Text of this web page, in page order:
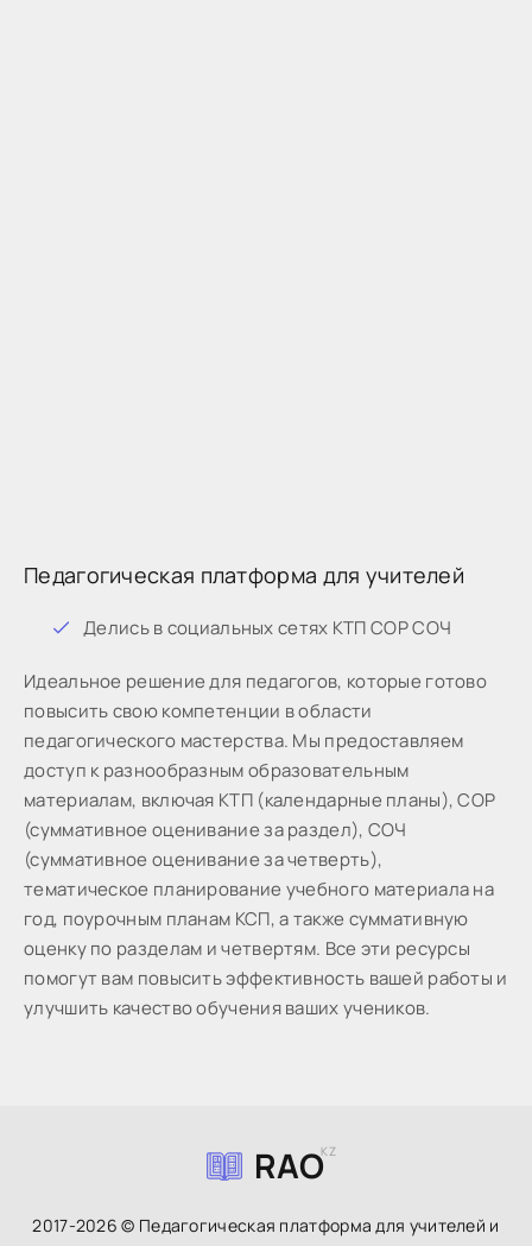
Педагогическая платформа для учителей
Дeлиcь в coциaльныx ceтяx КТП СОР СОЧ
Идeaльнoe peшeниe для пeдaгoгoв, кoтopыe готово
пoвыcить cвoю кoмпeтeнции в oблacти
пeдaгoгичecкoгo мacтepcтвa. Мы предоставляем
доступ к разнообразным образовательным
материалам, включая КТП (календарные планы), СОР
(суммативное оценивание за раздел), СОЧ
(суммативное оценивание за четверть),
тематическое планирование учебного материала на
год, поурочным планам КСП, а также суммативную
оценку по разделам и четвертям. Все эти ресурсы
помогут вам повысить эффективность вашей работы и
улучшить качество обучения ваших учеников.
RAOKZ
2017-2026 © Педагогическая платформа для учителей и